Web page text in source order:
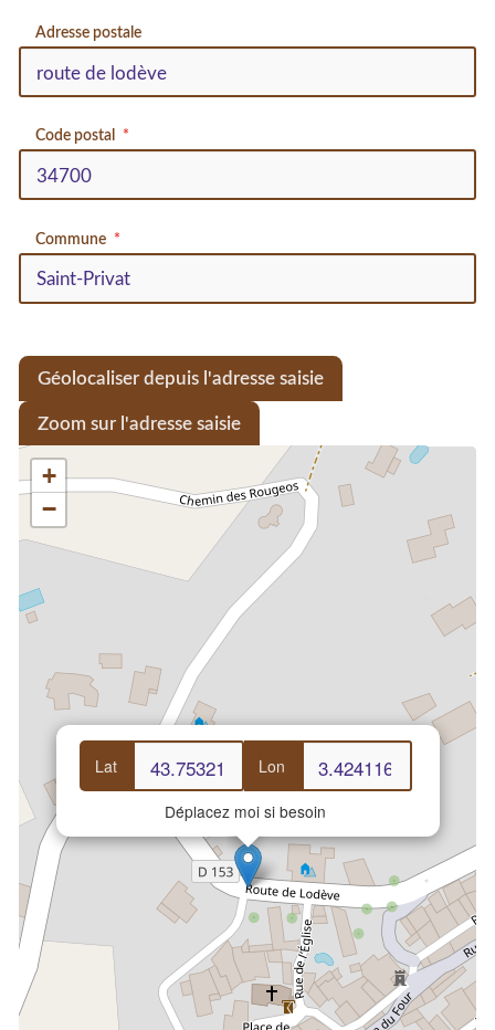
Adresse postale
Code postal
Commune
Géolocaliser depuis l'adresse saisie
Zoom sur l'adresse saisie
Lat Lon
Déplacez moi si besoin
+
−